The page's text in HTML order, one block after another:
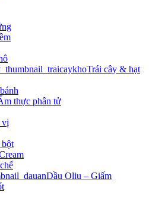
Trái cây & hạt
thực phân tử
vị
bột
Dầu Oliu – Giấm